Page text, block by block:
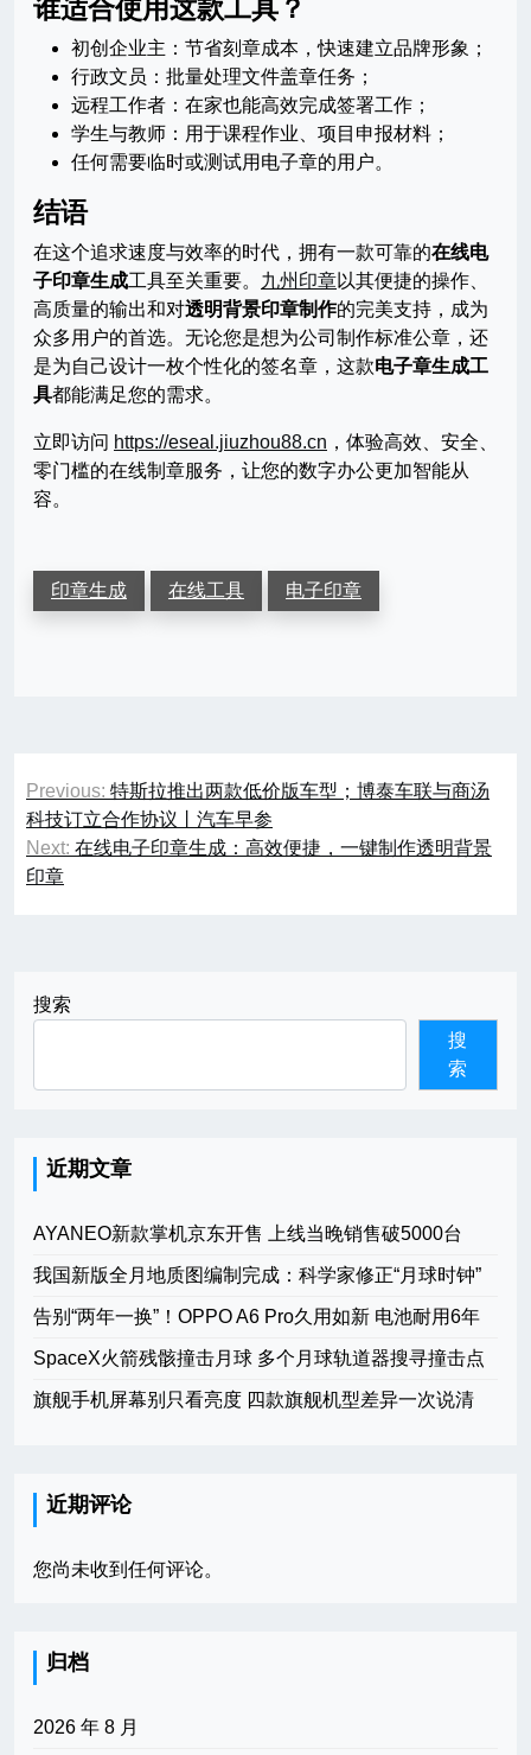
谁适合使用这款工具？
初创企业主：节省刻章成本，快速建立品牌形象；
行政文员：批量处理文件盖章任务；
远程工作者：在家也能高效完成签署工作；
学生与教师：用于课程作业、项目申报材料；
任何需要临时或测试用电子章的用户。
结语
在这个追求速度与效率的时代，拥有一款可靠的在线电
子印章生成工具至关重要。 九州印章以其便捷的操作、
高质量的输出和对透明背景印章制作的完美支持，成为
众多用户的首选。无论您是想为公司制作标准公章，还
是为自己设计一枚个性化的签名章，这款电子章生成工
具都能满足您的需求。
立即访问 https://eseal.jiuzhou88.cn ，体验高效、安全、
零门槛的在线制章服务，让您的数字办公更加智能从
容。
印章生成 在线工具 电子印章
文
章
导
Previous: 特斯拉推出两款低价版车型；博泰车联与商汤
科技订立合作协议丨汽车早参
Next: 在线电子印章生成：高效便捷，一键制作透明背景
印章
搜索
搜
索
近期文章
AYANEO新款掌机京东开售 上线当晚销售破5000台
我国新版全月地质图编制完成：科学家修正“月球时钟”
告别“两年一换”！OPPO A6 Pro久用如新 电池耐用6年
SpaceX火箭残骸撞击月球 多个月球轨道器搜寻撞击点
旗舰手机屏幕别只看亮度 四款旗舰机型差异一次说清
近期评论
您尚未收到任何评论。
归档
2026 年 8 月